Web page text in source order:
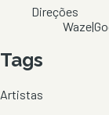
Direções
Waze|
Tags
Artistas